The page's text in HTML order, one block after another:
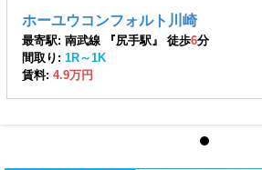
ホーユウコンフォルト川崎
最寄駅: 南武線 『尻手駅』 徒歩6分
間取り: 1R～1K
賃料: 4.9万円